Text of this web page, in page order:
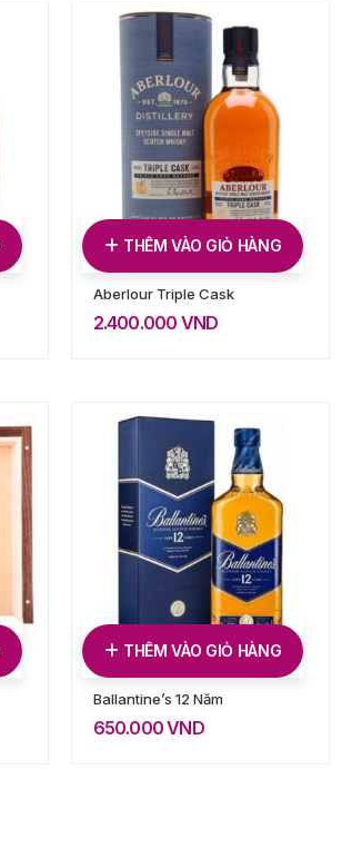
THÊM VÀO GIỎ HÀNG
Aberlour Triple Cask
2.400.000 VND
THÊM VÀO GIỎ HÀNG
Ballantine’s 12 Năm
650.000VND